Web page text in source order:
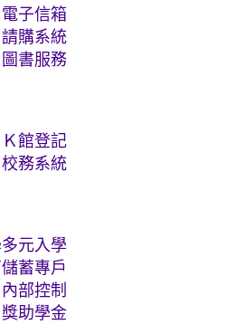
電子信箱
請購系統
圖書服務
Ｋ館登記
校務系統
元入學
蓄專戶
內部控制
獎助學金